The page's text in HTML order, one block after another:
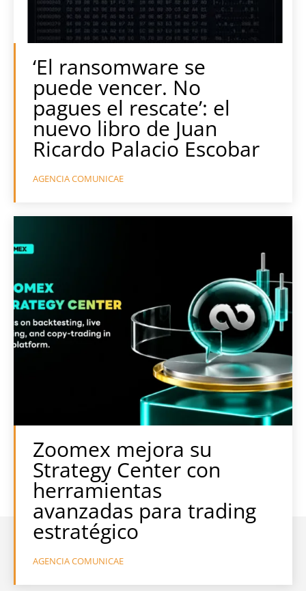
‘El ransomware se
puede vencer. No
pagues el rescate’: el
nuevo libro de Juan
Ricardo Palacio Escobar
AGENCIA COMUNICAE
Zoomex mejora su
Strategy Center con
herramientas
avanzadas para trading
estratégico
AGENCIA COMUNICAE